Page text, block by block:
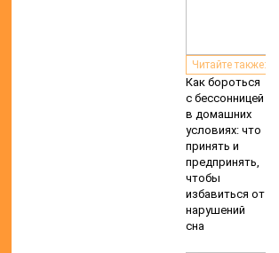
Читайте также:
Как бороться
с бессонницей
в домашних
условиях: что
принять и
предпринять,
чтобы
избавиться от
нарушений
сна